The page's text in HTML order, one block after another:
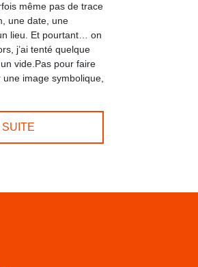
même pas de trace
une date, une
lieu. Et pourtant… on
j’ai tenté quelque
vide.Pas pour faire
image symbolique,
SUITE